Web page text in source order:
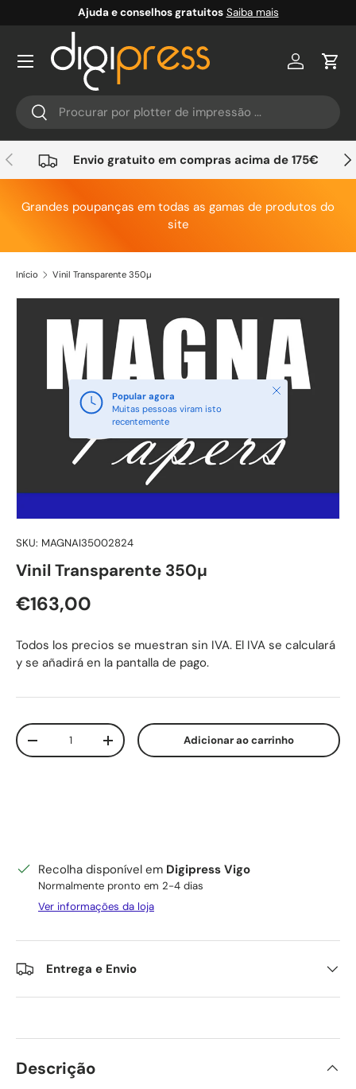
Ir para o conteúdo
Ajuda e conselhos gratuitos Saiba mais
Pesquisar
Pesquisar
Conta
Anterior Envio gratuito em compras acima de 175€
Grandes poupanças em todas as gamas de produtos do
site
Início Vinil Transparente 350µ
Saltar para a informação do produto
Popular agora
Muitas pessoas viram isto
recentemente
Fechar
SKU: MAGNAI35002824
Vinil Transparente 350µ
Preço normal
€163,00
Todos los precios se muestran sin IVA. El IVA se calculará
y se añadirá en la pantalla de pago.
Qtd.
Diminuir quantidadeAumente a quantidadeAdicionar ao carrinho
Recolha disponível em Digipress Vigo
Normalmente pronto em 2-4 dias
Ver informações da loja
Entrega e Envio
Descrição